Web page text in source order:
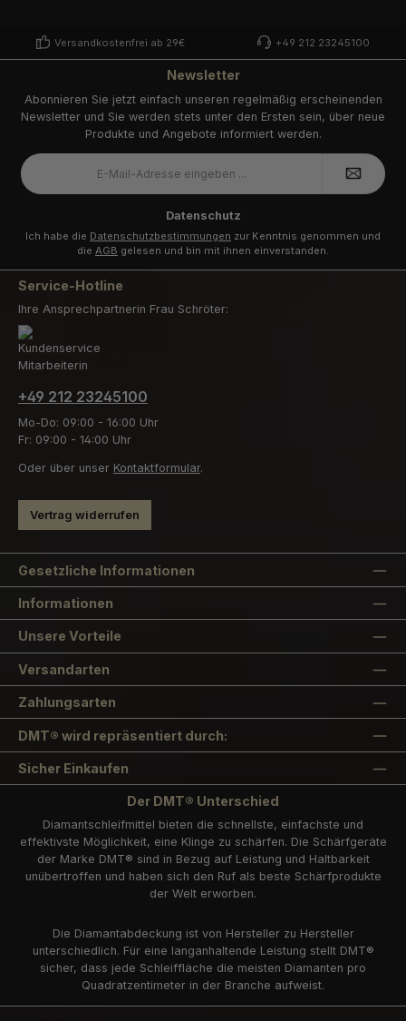
Versandkostenfrei ab 29€ +49 212 23245100
Newsletter
Abonnieren Sie jetzt einfach unseren regelmäßig erscheinenden
Newsletter und Sie werden stets unter den Ersten sein, über neue
Produkte und Angebote informiert werden.
E-
Mail-
Adresse
Datenschutz
Ich habe die Datenschutzbestimmungen zur Kenntnis genommen und
die AGB gelesen und bin mit ihnen einverstanden.
Service-Hotline
Ihre Ansprechpartnerin Frau Schröter:
+49 212 23245100
Mo-Do: 09:00 - 16:00 Uhr
Fr: 09:00 - 14:00 Uhr
Oder über unser Kontaktformular.
Vertrag widerrufen
Gesetzliche Informationen
Informationen
Unsere Vorteile
Versandarten
Zahlungsarten
DMT® wird repräsentiert durch:
Sicher Einkaufen
Der DMT® Unterschied
Diamantschleifmittel bieten die schnellste, einfachste und
effektivste Möglichkeit, eine Klinge zu schärfen. Die Schärfgeräte
der Marke DMT® sind in Bezug auf Leistung und Haltbarkeit
unübertroffen und haben sich den Ruf als beste Schärfprodukte
der Welt erworben.
Die Diamantabdeckung ist von Hersteller zu Hersteller
unterschiedlich. Für eine langanhaltende Leistung stellt DMT®
sicher, dass jede Schleiffläche die meisten Diamanten pro
Quadratzentimeter in der Branche aufweist.